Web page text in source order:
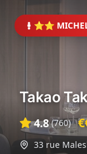
⭐⭐
Takao
4.8 (760)
33 rue